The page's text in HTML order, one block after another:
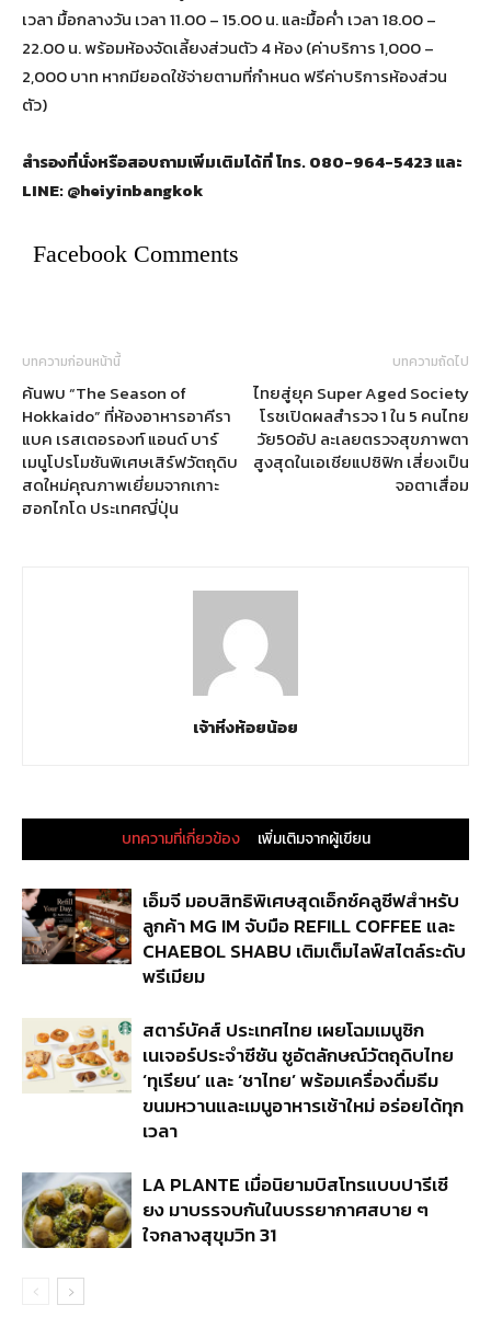
เวลา มื้อกลางวัน เวลา 11.00 – 15.00 น. และมื้อค่ำ เวลา 18.00 –
22.00 น. พร้อมห้องจัดเลี้ยงส่วนตัว 4 ห้อง (ค่าบริการ 1,000 –
2,000 บาท หากมียอดใช้จ่ายตามที่กำหนด ฟรีค่าบริการห้องส่วน
ตัว)
สำรองที่นั่งหรือสอบถามเพิ่มเติมได้ที่ โทร.080-964-5423 และ
LINE: @heiyinbangkok
Facebook Comments
บทความก่อนหน้านี้
ค้นพบ “The Season of
Hokkaido” ที่ห้องอาหารอาคีรา
แบค เรสเตอรองท์ แอนด์ บาร์
เมนูโปรโมชันพิเศษเสิร์ฟวัตถุดิบ
สดใหม่คุณภาพเยี่ยมจากเกาะ
ฮอกไกโด ประเทศญี่ปุ่น
บทความถัดไป
ไทยสู่ยุค Super Aged Society
โรชเปิดผลสำรวจ 1 ใน 5 คนไทย
วัย50อัป ละเลยตรวจสุขภาพตา
สูงสุดในเอเชียแปซิฟิก เสี่ยงเป็น
จอตาเสื่อม
เจ้าหิ่งห้อยน้อย
บทความที่เกี่ยวข้อง เพิ่มเติมจากผู้เขียน
เอ็มจี มอบสิทธิพิเศษสุดเอ็กซ์คลูซีฟสำหรับ
ลูกค้า MG IM จับมือ REFILL COFFEE และ
CHAEBOL SHABU เติมเต็มไลฟ์สไตล์ระดับ
พรีเมียม
สตาร์บัคส์ ประเทศไทย เผยโฉมเมนูซิก
เนเจอร์ประจำซีซัน ชูอัตลักษณ์วัตถุดิบไทย
‘ทุเรียน’ และ ‘ชาไทย’ พร้อมเครื่องดื่มธีม
ขนมหวานและเมนูอาหารเช้าใหม่ อร่อยได้ทุก
เวลา
LA PLANTE เมื่อนิยามบิสโทรแบบปารีเซี
ยง มาบรรจบกันในบรรยากาศสบาย ๆ
ใจกลางสุขุมวิท 31